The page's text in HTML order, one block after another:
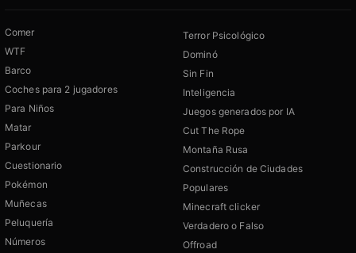
Comer
WTF
Barco
Coches para 2 jugadores
Para Niños
Matar
Parkour
Cuestionario
Pokémon
Muñecas
Peluquería
Números
Terror Psicológico
Dominó
Sin Fin
Inteligencia
Juegos generados por IA
Cut The Rope
Montaña Rusa
Construcción de Ciudades
Populares
Minecraft clicker
Verdadero o Falso
Offroad